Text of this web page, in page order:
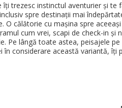
îți trezesc instinctul aventurier și
spre destinații mai
O călătorie cu mașina spre
cum vrei, scapi de check-in
Pe lângă toate astea, peisajele
în considerare această variantă,